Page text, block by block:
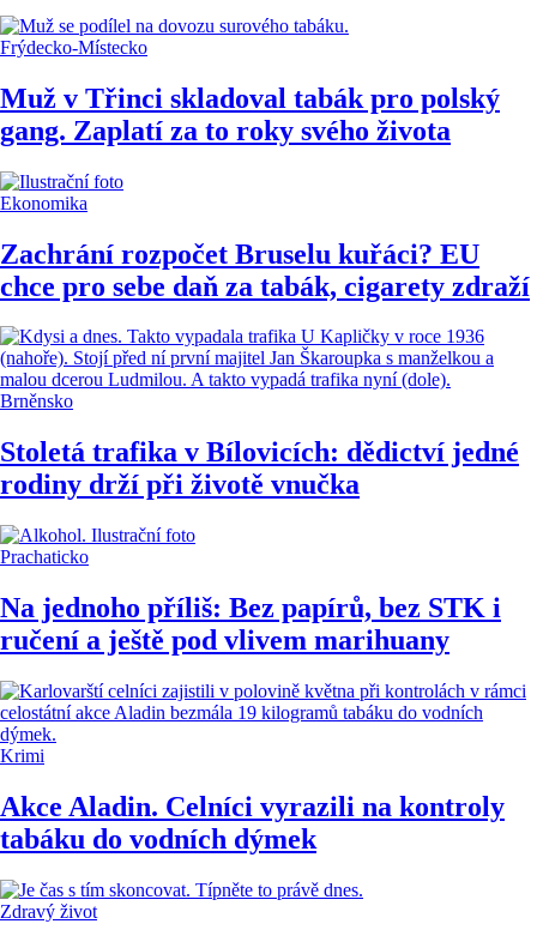
Frýdecko-Místecko
Muž v Třinci skladoval tabák pro polský
gang. Zaplatí za to roky svého života
Ekonomika
Zachrání rozpočet Bruselu kuřáci? EU
chce pro sebe daň za tabák, cigarety zdraží
Brněnsko
Stoletá trafika v Bílovicích: dědictví jedné
rodiny drží při životě vnučka
Prachaticko
Na jednoho příliš: Bez papírů, bez STK i
ručení a ještě pod vlivem marihuany
Krimi
Akce Aladin. Celníci vyrazili na kontroly
tabáku do vodních dýmek
Zdravý život